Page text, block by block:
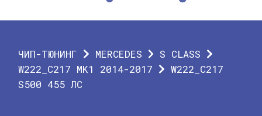
О КОМПАНИИ
ЧИП-ТЮНИНГ MERCEDES
S CLASS
W222_C217 MK1 2014-2017
W222_C217
S500 455 ЛС